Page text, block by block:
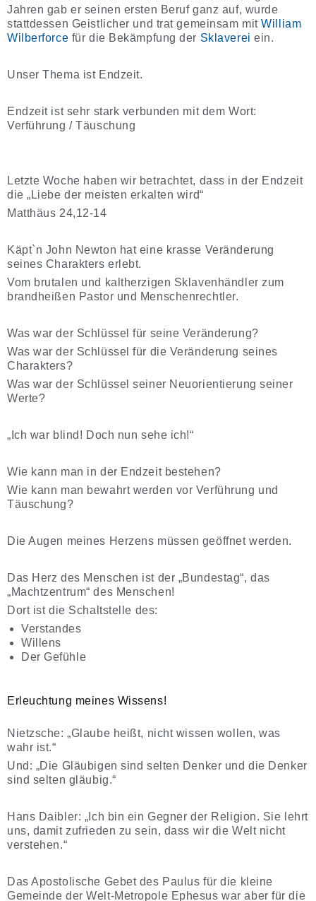
Jahren gab er seinen ersten Beruf ganz auf, wurde
stattdessen Geistlicher und trat gemeinsam mitWilliam
Wilberforce für die Bekämpfung der Sklaverei ein.
Unser Thema ist Endzeit.
Endzeit ist sehr stark verbunden mit dem Wort:
Verführung / Täuschung
Letzte Woche haben wir betrachtet, dass in der Endzeit
die „Liebe der meisten erkalten wird“
Matthäus 24,12-14
Käpt`n John Newton hat eine krasse Veränderung
seines Charakters erlebt.
Vom brutalen und kaltherzigen Sklavenhändler zum
brandheißen Pastor und Menschenrechtler.
Was war der Schlüssel für seine Veränderung?
Was war der Schlüssel für die Veränderung seines
Charakters?
Was war der Schlüssel seiner Neuorientierung seiner
Werte?
„Ich war blind! Doch nun sehe ich!“
Wie kann man in der Endzeit bestehen?
Wie kann man bewahrt werden vor Verführung und
Täuschung?
Die Augen meines Herzens müssen geöffnet werden.
Das Herz des Menschen ist der „Bundestag“, das
„Machtzentrum“ des Menschen!
Dort ist die Schaltstelle des:
Verstandes
Willens
Der Gefühle
Erleuchtung meines Wissens!
Nietzsche: „Glaube heißt, nicht wissen wollen, was
wahr ist.“
Und: „Die Gläubigen sind selten Denker und die Denker
sind selten gläubig.“
Hans Daibler: „Ich bin ein Gegner der Religion. Sie lehrt
uns, damit zufrieden zu sein, dass wir die Welt nicht
verstehen.“
Das Apostolische Gebet des Paulus für die kleine
Gemeinde der Welt-Metropole Ephesus war aber für die